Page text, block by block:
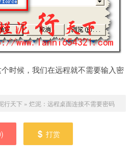
时候，我们在远程就不需要输入密
行天下» 烂泥：远程桌面连接不需要密码
) 打赏